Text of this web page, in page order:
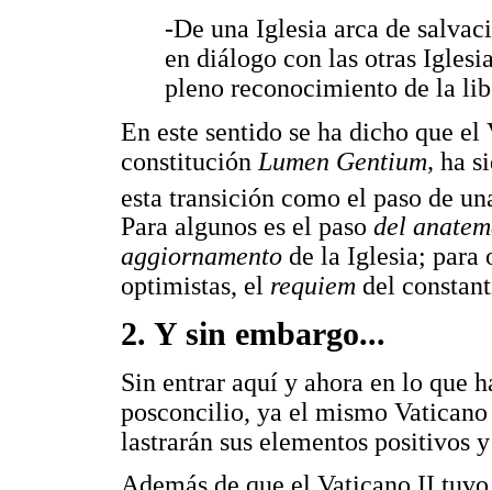
-De una Iglesia arca de
en diálogo con las otras
pleno reconocimiento de la
En este sentido se ha dicho que
constitución Lumen Gentium, ha
esta transición como el paso de
Para algunos es el paso del
aggiornamento de la Iglesia; para
optimistas, el requiem del
2. Y sin embargo...
Sin entrar aquí y ahora en lo que
posconcilio, ya el mismo
lastrarán sus elementos positivos